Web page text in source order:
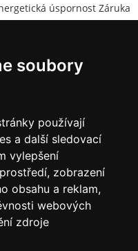
soubory
používají
a další sledovací
vylepšení
zobrazení
obsahu a reklam,
webových
zdroje
úspornost Záruka